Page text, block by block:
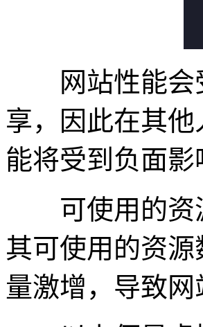
网站性能会
享，因此在其
能将受到负面影
可使用的资源
其可使用的资
量激增，导致